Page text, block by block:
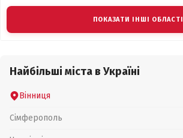
ПОКАЗАТИ ІНШІ ОБЛАСТІ
Найбільші міста в Україні
Вінниця
Сімферополь